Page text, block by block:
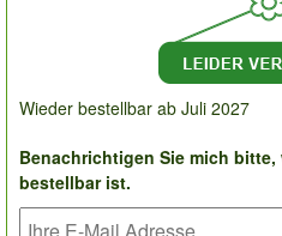
Wieder bestellbar ab Juli 2027
Benachrichtigen Sie mich
bestellbar ist.